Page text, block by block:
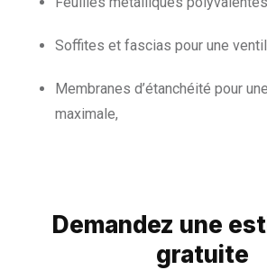
Soffites et fascias pour une
Membranes d’étanchéité pour
maximale,
Demandez une
gratuite